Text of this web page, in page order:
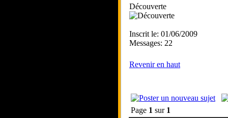
Découverte
Inscrit le: 01/06/2009
Messages: 22
Revenir en haut
Page 1 sur 1